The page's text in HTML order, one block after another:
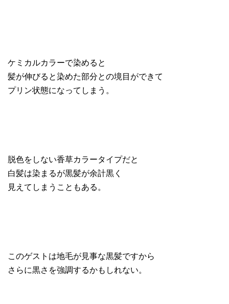
ケミカルカラーで染めると
髪が伸びると染めた部分との境目ができて
プリン状態になってしまう。
脱色をしない香草カラータイプだと
白髪は染まるが黒髪が余計黒く
見えてしまうこともある。
このゲストは地毛が見事な黒髪ですから
さらに黒さを強調するかもしれない。